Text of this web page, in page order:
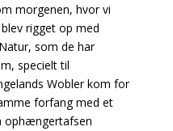
morgenen, hvor vi
rigget op med
som de har
specielt til
Wobler kom for
forfang med et
ophængertafsen